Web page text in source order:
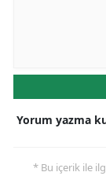
Yorum yazma
* Bu içerik ile